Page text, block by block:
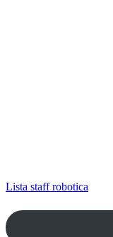
Lista staff robotica